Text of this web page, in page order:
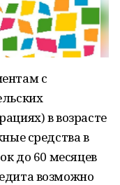
с
в возрасте
средства в
до 60 месяцев
возможно